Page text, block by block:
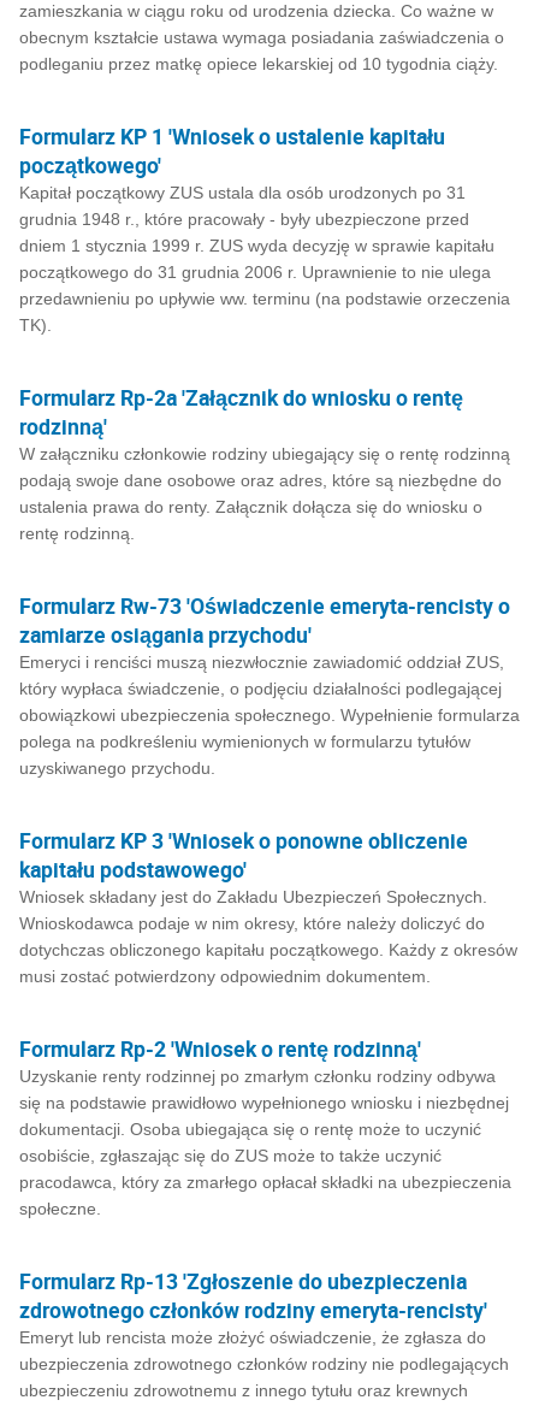
zamieszkania w ciągu roku od urodzenia dziecka. Co ważne w
obecnym kształcie ustawa wymaga posiadania zaświadczenia o
podleganiu przez matkę opiece lekarskiej od 10 tygodnia ciąży.
Formularz KP 1 'Wniosek o ustalenie kapitału
początkowego'
Kapitał początkowy ZUS ustala dla osób urodzonych po 31
grudnia 1948 r., które pracowały - były ubezpieczone przed
dniem 1 stycznia 1999 r. ZUS wyda decyzję w sprawie kapitału
początkowego do 31 grudnia 2006 r. Uprawnienie to nie ulega
przedawnieniu po upływie ww. terminu (na podstawie orzeczenia
TK).
Formularz Rp-2a 'Załącznik do wniosku o rentę
rodzinną'
W załączniku członkowie rodziny ubiegający się o rentę rodzinną
podają swoje dane osobowe oraz adres, które są niezbędne do
ustalenia prawa do renty. Załącznik dołącza się do wniosku o
rentę rodzinną.
Formularz Rw-73 'Oświadczenie emeryta-rencisty o
zamiarze osiągania przychodu'
Emeryci i renciści muszą niezwłocznie zawiadomić oddział ZUS,
który wypłaca świadczenie, o podjęciu działalności podlegającej
obowiązkowi ubezpieczenia społecznego. Wypełnienie formularza
polega na podkreśleniu wymienionych w formularzu tytułów
uzyskiwanego przychodu.
Formularz KP 3 'Wniosek o ponowne obliczenie
kapitału podstawowego'
Wniosek składany jest do Zakładu Ubezpieczeń Społecznych.
Wnioskodawca podaje w nim okresy, które należy doliczyć do
dotychczas obliczonego kapitału początkowego. Każdy z okresów
musi zostać potwierdzony odpowiednim dokumentem.
Formularz Rp-2 'Wniosek o rentę rodzinną'
Uzyskanie renty rodzinnej po zmarłym członku rodziny odbywa
się na podstawie prawidłowo wypełnionego wniosku i niezbędnej
dokumentacji. Osoba ubiegająca się o rentę może to uczynić
osobiście, zgłaszając się do ZUS może to także uczynić
pracodawca, który za zmarłego opłacał składki na ubezpieczenia
społeczne.
Formularz Rp-13 'Zgłoszenie do ubezpieczenia
zdrowotnego członków rodziny emeryta-rencisty'
Emeryt lub rencista może złożyć oświadczenie, że zgłasza do
ubezpieczenia zdrowotnego członków rodziny nie podlegających
ubezpieczeniu zdrowotnemu z innego tytułu oraz krewnych